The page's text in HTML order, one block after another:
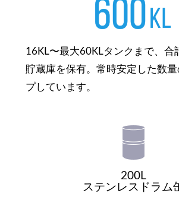
16KL〜最大60KLタンクまで、合
貯蔵庫を保有。常時安定した数
プしています。
200L
ステンレスドラム